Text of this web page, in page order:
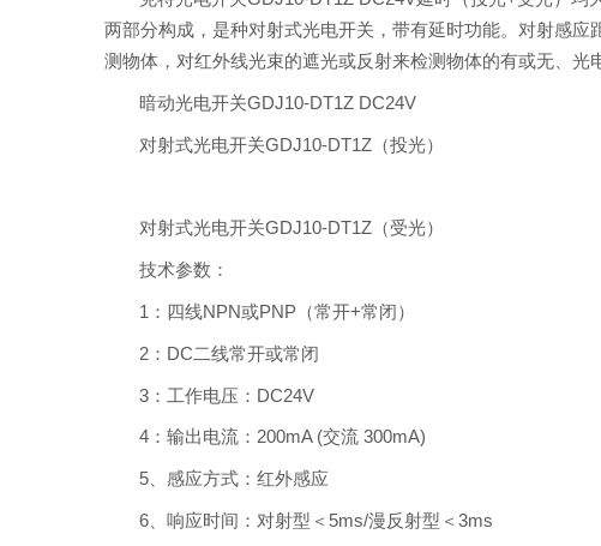
两部分构成，是种对射式光电开关，带有延时功能。对射感
测物体，对红外线光束的遮光或反射来检测物体的有或无、光
暗动光电开关GDJ10-DT1Z DC24V
对射式光电开关GDJ10-DT1Z（投光）
对射式光电开关GDJ10-DT1Z（受光）
技术参数：
1：四线NPN或PNP（常开+常闭）
2：DC二线常开或常闭
3：工作电压：DC24V
4：输出电流：200mA (交流 300mA)
5、感应方式：红外感应
6、响应时间：对射型＜5ms/漫反射型＜3ms